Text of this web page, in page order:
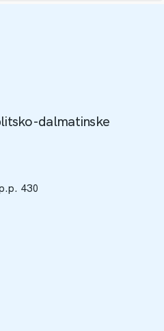
dalmatinske
430